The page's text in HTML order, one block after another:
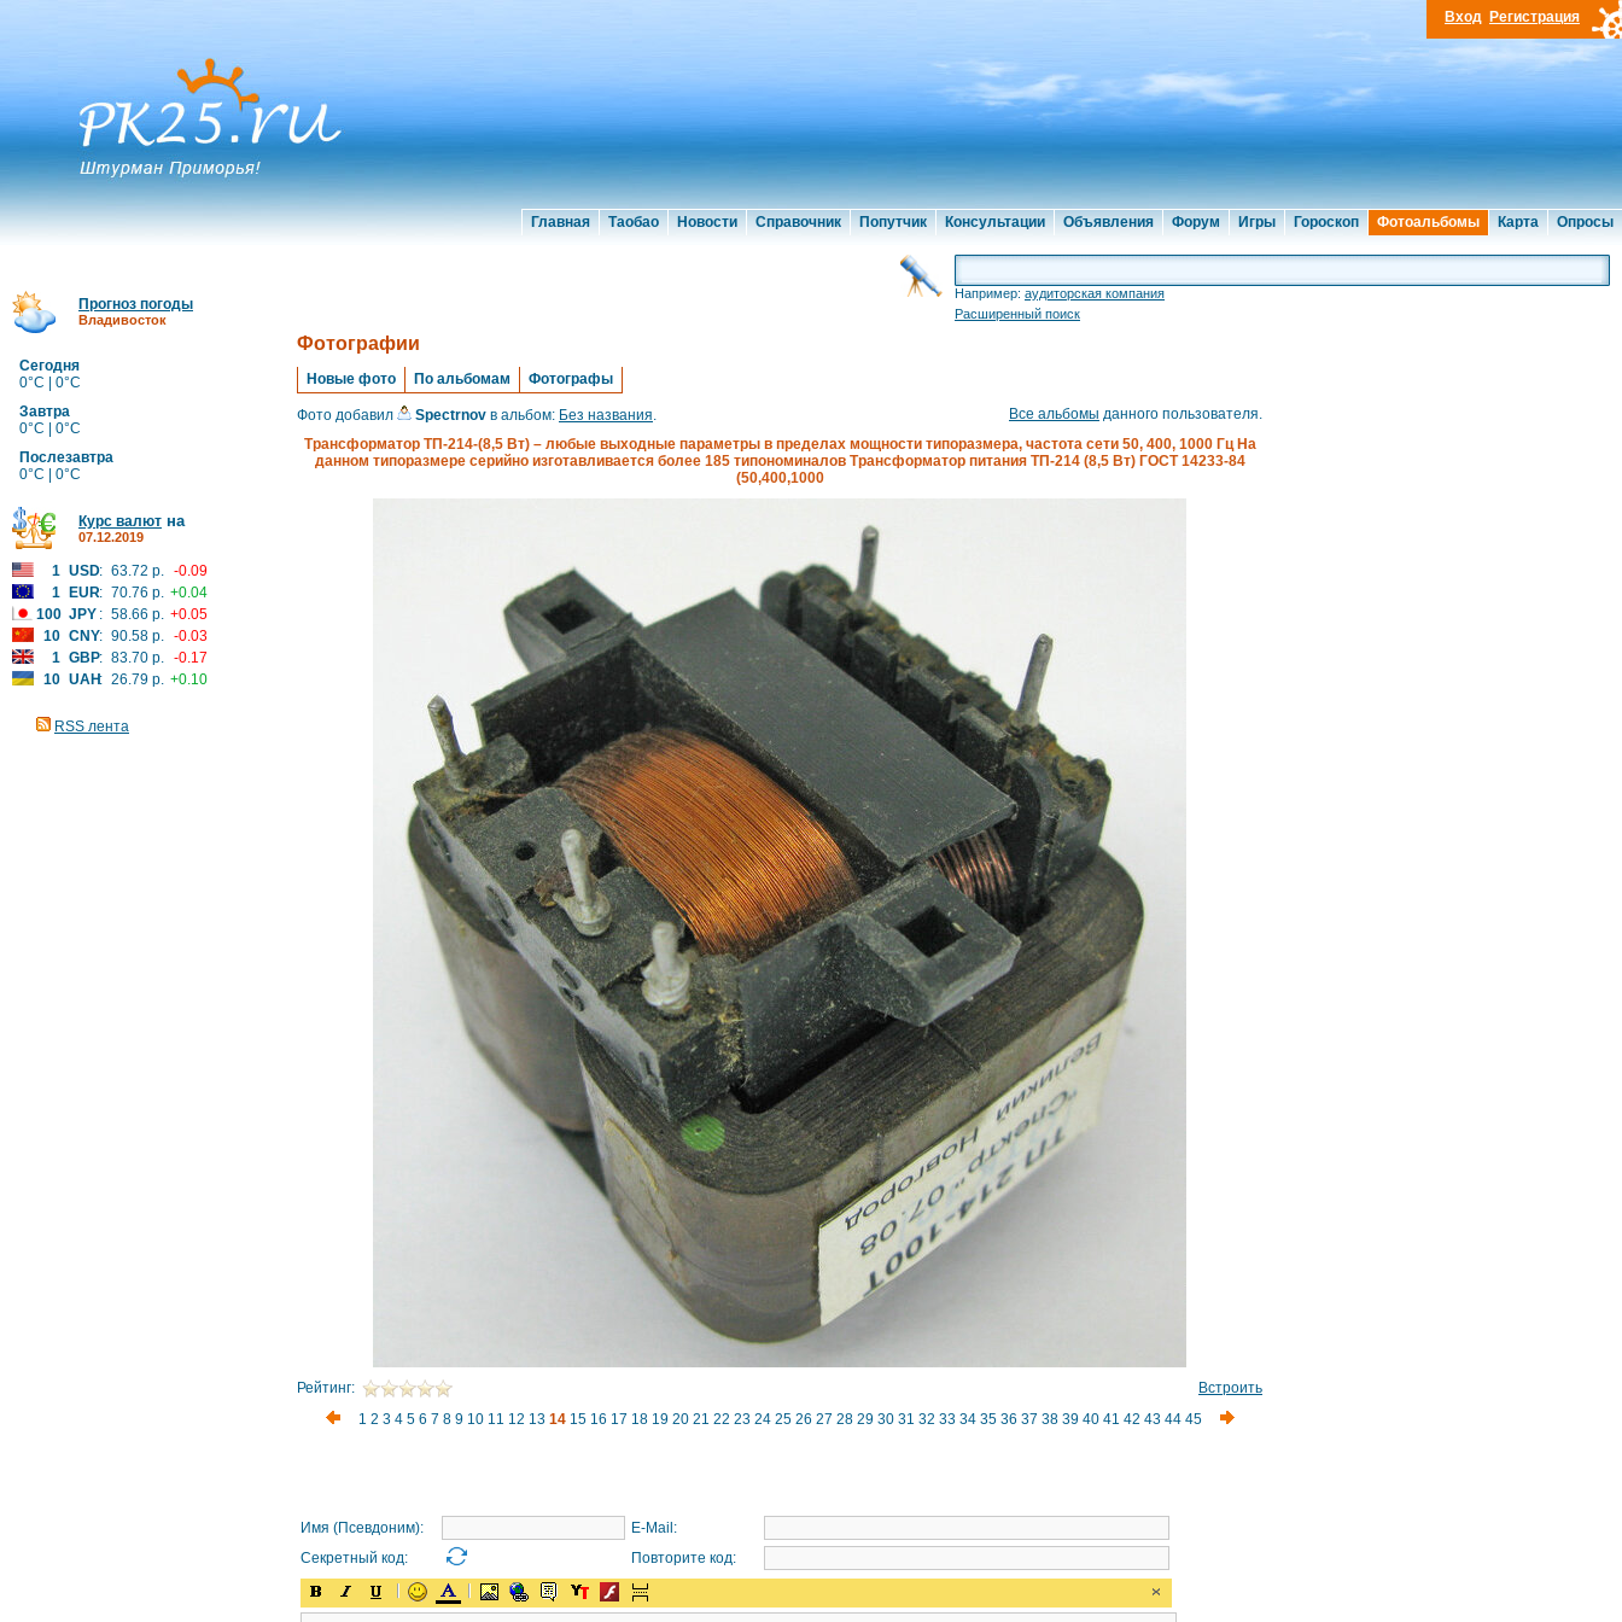
Главная Таобао Новости Справочник Попутчик Консультации Объявления Форум Игры Гороскоп Фотоальбомы Карта Опросы
Вход Регистрация
Прогноз погоды
Владивосток
Сегодня
0°C | 0°C
Завтра
0°C | 0°C
Послезавтра
0°C | 0°C
Курс валют на
07.12.2019
1 USD: 63.72 р. -0.09
1
EUR: 70.76 р. +0.04
100 JPY : 58.66 р. +0.05
10 CNY: 90.58 р. -0.03
1 GBP: 83.70 р. -0.17
10 UAH: 26.79 р. +0.10
RSS лента
Например: аудиторская компания
Расширенный поиск
Фотографии
Новые фото По альбомам Фотографы
Фото добавил Spectrnov в альбом: Без названия. Все альбомы данного пользователя.
Трансформатор ТП-214-(8,5 Вт) – любые выходные параметры в пределах мощности типоразмера, частота сети 50, 400, 1000 Гц На
данном типоразмере серийно изготавливается более 185 типономиналов Трансформатор питания ТП-214 (8,5 Вт) ГОСТ 14233-84
(50,400,1000
Рейтинг:
Встроить
1 2 3 4 5 6 7 8 9 10 11 12 13 14 15 16 17 18 19 20 21 22 23 24 25 26 27 28 29 30 31 32 33 34 35 36 37 38 39 40 41 42 43 44 45
Имя (Псевдоним):
E-Mail:
Секретный код:
Повторите код: